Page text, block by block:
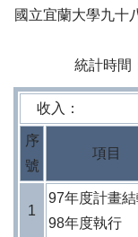
採編服務
志願服務
國立宜蘭大學九十
統計時間
收入：
序
號
項目
1
97年度計畫
98年度執行